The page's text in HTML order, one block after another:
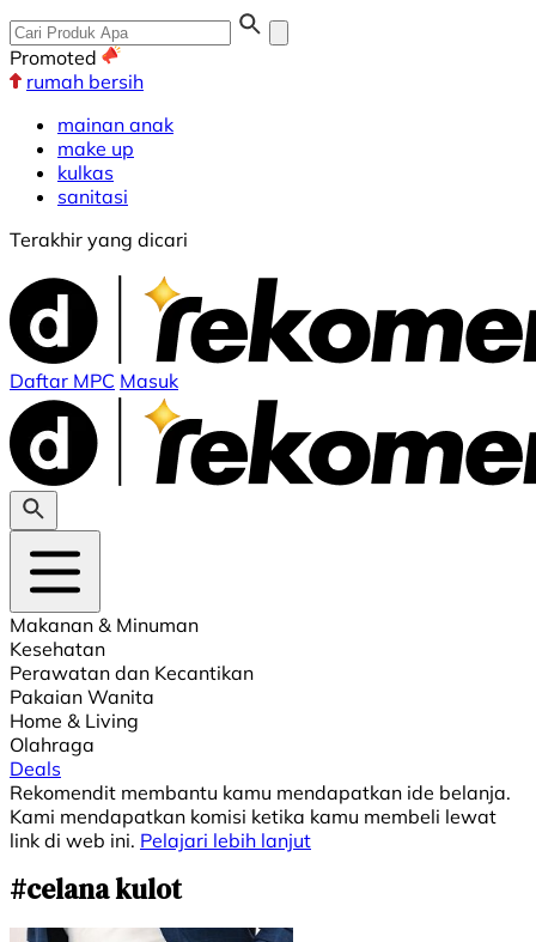
Promoted
rumah bersih
mainan anak
make up
kulkas
sanitasi
Terakhir yang dicari
Daftar MPC Masuk
Makanan & Minuman
Kesehatan
Perawatan dan Kecantikan
Pakaian Wanita
Home & Living
Olahraga
Deals
Rekomendit membantu kamu mendapatkan ide belanja.
Kami mendapatkan komisi ketika kamu membeli lewat
link di web ini. Pelajari lebih lanjut
#celana kulot